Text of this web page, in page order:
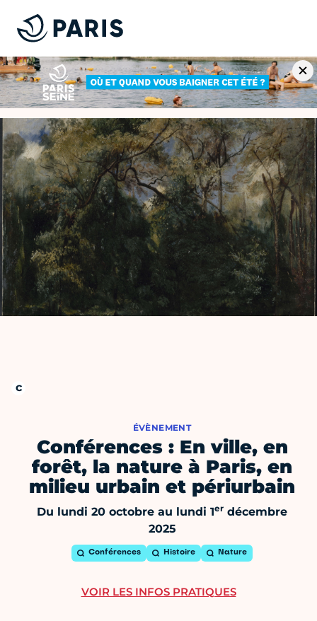
ÉVÈNEMENT
Conférences : En ville, en
forêt, la nature à Paris, en
milieu urbain et périurbain
Du lundi 20 octobre au lundi 1er décembre
2025
Conférences Histoire Nature
VOIR LES INFOS PRATIQUES